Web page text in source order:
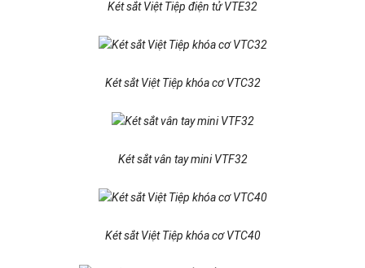
Két sắt Việt Tiệp điện tử VTE32
Két sắt Việt Tiệp khóa cơ VTC32
Két sắt vân tay mini VTF32
Két sắt Việt Tiệp khóa cơ VTC40